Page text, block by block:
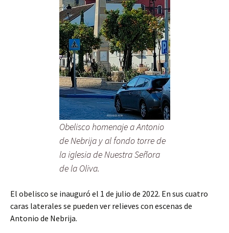
Obelisco homenaje a Antonio
de Nebrija y al fondo torre de
la iglesia de Nuestra Señora
de la Oliva.
El obelisco se inauguró el 1 de julio de 2022. En sus cuatro
caras laterales se pueden ver relieves con escenas de
Antonio de Nebrija.